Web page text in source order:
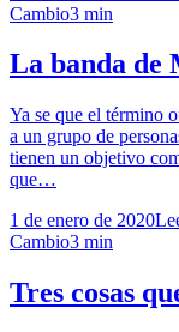
Cambio3 min
La banda de
Ya se que el término
a un grupo de
tienen un objetivo
que…
1 de enero de 2020
Cambio3 min
Tres cosas